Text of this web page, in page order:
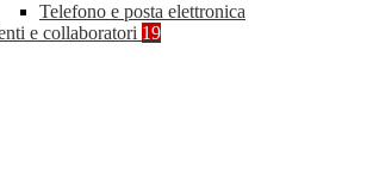
Telefono e posta elettronica
e collaboratori 19